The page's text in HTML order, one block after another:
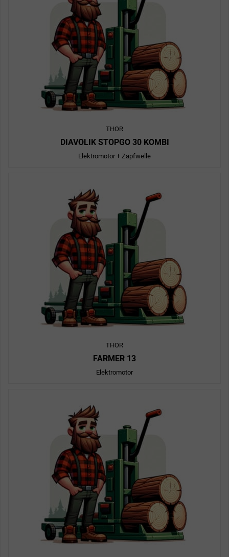
THOR
DIAVOLIK STOPGO 30 KOMBI
Elektromotor + Zapfwelle
THOR
FARMER 13
Elektromotor